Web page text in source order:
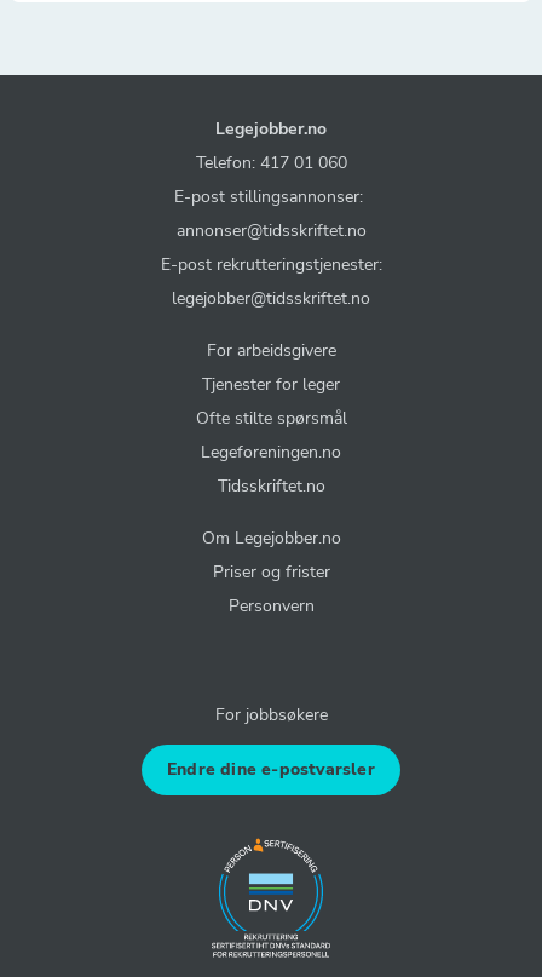
Legejobber.no
Telefon: 417 01 060
E-post stillingsannonser:
annonser@tidsskriftet.no
E-post rekrutteringstjenester:
legejobber@tidsskriftet.no
For arbeidsgivere
Tjenester for leger
Ofte stilte spørsmål
Legeforeningen.no
Tidsskriftet.no
Om Legejobber.no
Priser og frister
Personvern
For jobbsøkere
Endre dine e-postvarsler